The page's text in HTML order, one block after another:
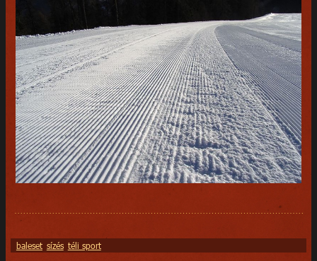
baleset sízés téli sport